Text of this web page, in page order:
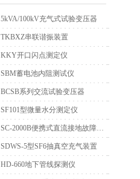
5kVA/100kV充气式试验变压器
TKBXZ串联谐振装置
KKY开口闪点测定仪
SBM蓄电池内阻测试仪
BCSB系列交流试验变压器
SF101型微量水分测定仪
SC-2000B便携式直流接地故障检测仪
SDWS-5型SF6抽真空充气装置
HD-660地下管线探测仪